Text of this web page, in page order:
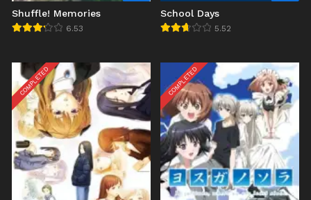
Shuffle! Memories
6.53
School Days
5.52
COMPLETED COMPLETED